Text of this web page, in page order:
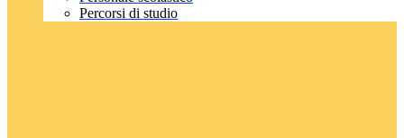
Percorsi di studio